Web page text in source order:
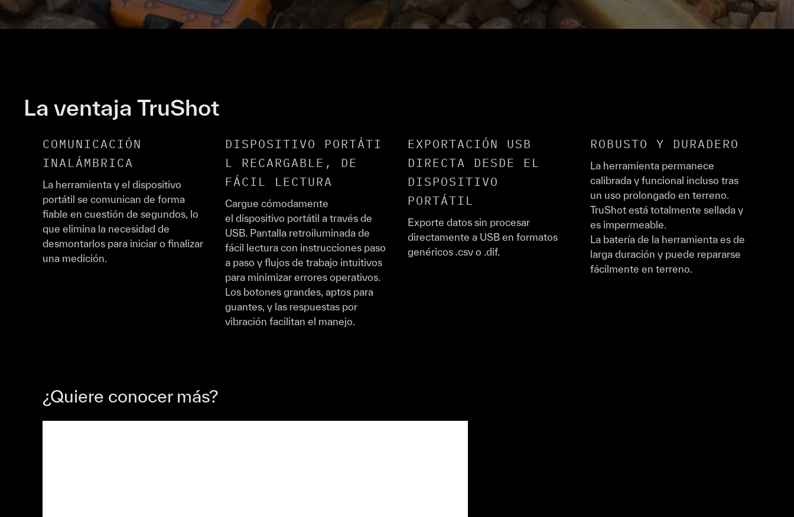
La ventaja TruShot
COMUNICACIÓN
INALÁMBRICA
La herramienta y el dispositivo
portátil se comunican de forma
fiable en cuestión de segundos, lo
que elimina la necesidad de
desmontarlos para iniciar o finalizar
una medición.
DISPOSITIVO PORTÁTI
L RECARGABLE, DE
FÁCIL LECTURA
Cargue cómodamente
el dispositivo portátil a través de
USB. Pantalla retroiluminada de
fácil lectura con instrucciones paso
a paso y flujos de trabajo intuitivos
para minimizar errores operativos.
Los botones grandes, aptos para
guantes, y las respuestas por
vibración facilitan el manejo.
EXPORTACIÓN USB
DIRECTA DESDE EL
DISPOSITIVO
PORTÁTIL
Exporte datos sin procesar
directamente a USB en formatos
genéricos .csv o .dif.
ROBUSTO Y DURADERO
La herramienta permanece
calibrada y funcional incluso tras
un uso prolongado en terreno.
TruShot está totalmente sellada y
es impermeable.
La batería de la herramienta es de
larga duración y puede repararse
fácilmente en terreno.
¿Quiere conocer más?